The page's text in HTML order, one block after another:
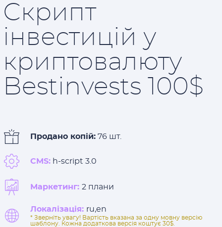
Скрипт
інвестицій у
криптовалюту
Bestinvests 100$
Продано копій: 76 шт.
CMS: h-script 3.0
Маркетинг: 2 плани
Локалізація: ru,en
* Зверніть увагу! Вартість вказана за одну мовну версію
шаблону. Кожна додаткова версія коштує 30$.